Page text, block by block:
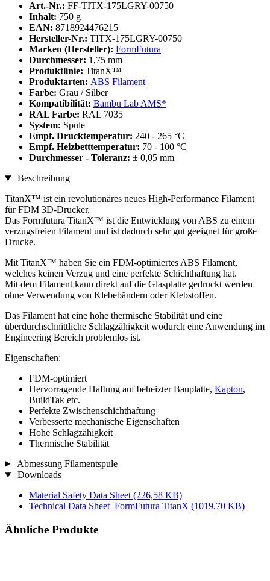
Art.-Nr.: FF-TITX-175LGRY-00750
Inhalt: 750 g
EAN: 8718924476215
Hersteller-Nr.: TITX-175LGRY-00750
Marken (Hersteller): FormFutura
Durchmesser: 1,75 mm
Produktlinie: TitanX™
Produktarten: ABS Filament
Farbe: Grau / Silber
Kompatibilität: Bambu Lab AMS*
RAL Farbe: RAL 7035
System: Spule
Empf. Drucktemperatur: 240 - 265 °C
Empf. Heizbetttemperatur: 70 - 100 °C
Durchmesser - Toleranz: ± 0,05 mm
Beschreibung
TitanX™ ist ein revolutionäres neues High-Performance Filament
für FDM 3D-Drucker.
Das Formfutura TitanX™ ist die Entwicklung von ABS zu einem
verzugsfreien Filament und ist dadurch sehr gut geeignet für große
Drucke.
Mit TitanX™ haben Sie ein FDM-optimiertes ABS Filament,
welches keinen Verzug und eine perfekte Schichthaftung hat.
Mit dem Filament kann direkt auf die Glasplatte gedruckt werden
ohne Verwendung von Klebebändern oder Klebstoffen.
Das Filament hat eine hohe thermische Stabilität und eine
überdurchschnittliche Schlagzähigkeit wodurch eine Anwendung im
Engineering Bereich problemlos ist.
Eigenschaften:
FDM-optimiert
Hervorragende Haftung auf beheizter Bauplatte, Kapton,
BuildTak etc.
Perfekte Zwischenschichthaftung
Verbesserte mechanische Eigenschaften
Hohe Schlagzähigkeit
Thermische Stabilität
Abmessung Filamentspule
Downloads
Material Safety Data Sheet (226,58 KB)
Technical Data Sheet_FormFutura TitanX (1019,70 KB)
Ähnliche Produkte